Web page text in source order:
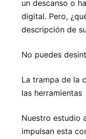
un descanso o
digital. Pero,
descripción de
No puedes
La trampa de la
las herramientas
Nuestro estudio
impulsan esta